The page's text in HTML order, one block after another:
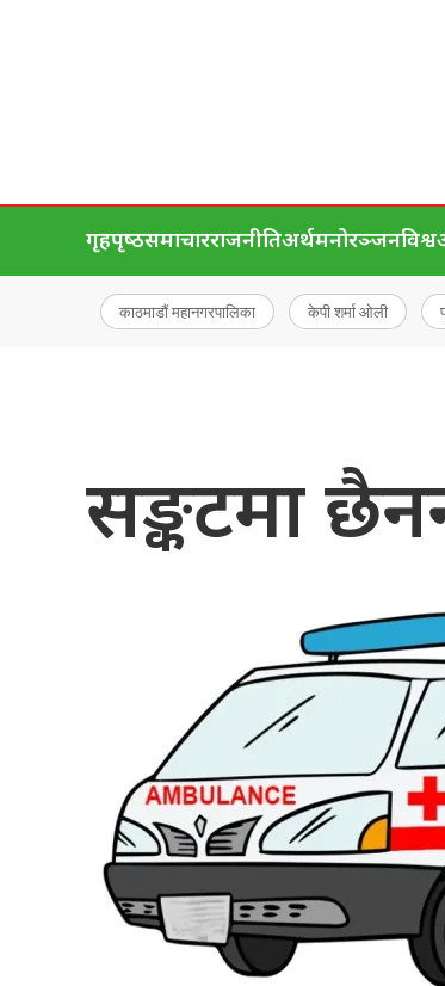
गृहपृष्‍ठसमाचारराजनीतिअर्थमनोरञ्जनविश्व
काठमाडौं महानगरपालिका केपी शर्मा ओली
सङ्कटमा